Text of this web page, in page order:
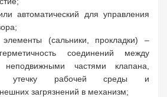
автоматический для управления
элементы (сальники, прокладки) –
соединений между
частями клапана,
утечку рабочей среды и
загрязнений в механизм;